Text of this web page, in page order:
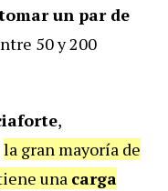
un par de
50 y 200
,
la gran mayoría de
una carga